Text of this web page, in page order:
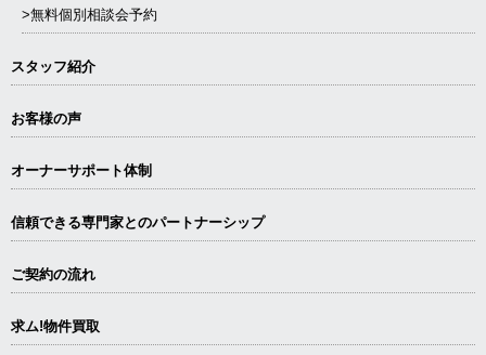
>無料個別相談会予約
スタッフ紹介
お客様の声
オーナーサポート体制
信頼できる専⾨家とのパートナーシップ
ご契約の流れ
求ム!物件買取